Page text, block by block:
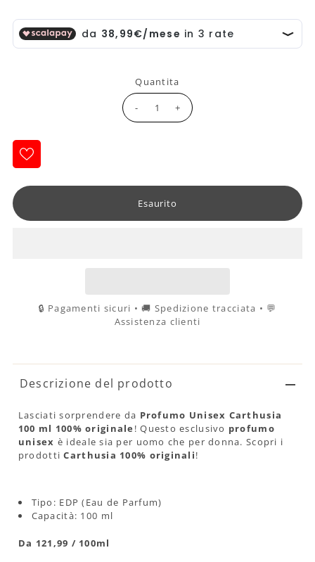
Descrizione del prodotto
Lasciati sorprendere da Profumo Unisex Carthusia
100 ml 100% originale ! Questo esclusivo profumo
unisex è ideale sia per uomo che per donna. Scopri i
prodotti Carthusia 100% originali!
Tipo: EDP (Eau de Parfum)
Capacità: 100 ml
Da 121,99 / 100ml
Quantita
- +
🔒 Pagamenti sicuri • 🚚 Spedizione tracciata • 💬
Assistenza clienti